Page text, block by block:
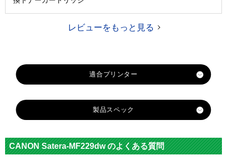
レビューをもっと見る
製品スペック
メーカー
キヤノン
CANON Satera-MF229dw のよくある質問